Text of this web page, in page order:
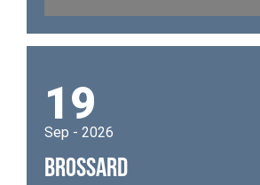
19
Sep - 2026
BROSSARD